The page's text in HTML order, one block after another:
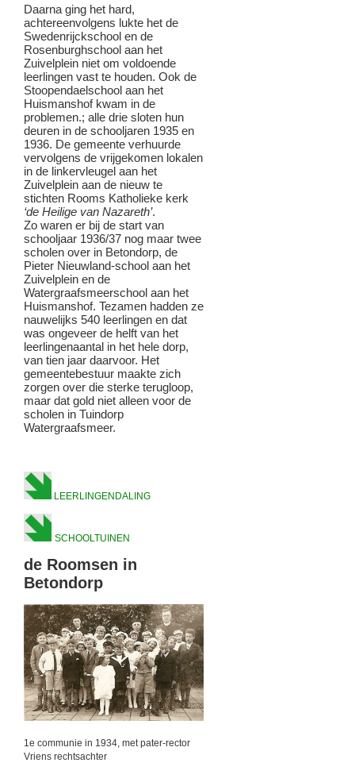
Daarna ging het hard,
achtereenvolgens lukte het de
Swedenrijckschool en de
Rosenburghschool aan het
Zuivelplein niet om voldoende
leerlingen vast te houden. Ook de
Stoopendaelschool aan het
Huismanshof kwam in de
problemen.; alle drie sloten hun
deuren in de schooljaren 1935 en
1936. De gemeente verhuurde
vervolgens de vrijgekomen lokalen
in de linkervleugel aan het
Zuivelplein aan de nieuw te
stichten Rooms Katholieke kerk
‘de Heilige van Nazareth’.
Zo waren er bij de start van
schooljaar 1936/37 nog maar twee
scholen over in Betondorp, de
Pieter Nieuwland-school aan het
Zuivelplein en de
Watergraafsmeerschool aan het
Huismanshof. Tezamen hadden ze
nauwelijks 540 leerlingen en dat
was ongeveer de helft van het
leerlingenaantal in het hele dorp,
van tien jaar daarvoor. Het
gemeentebestuur maakte zich
zorgen over die sterke terugloop,
maar dat gold niet alleen voor de
scholen in Tuindorp
Watergraafsmeer.
LEERLINGENDALING
SCHOOLTUINEN
de Roomsen in
Betondorp
1e communie in 1934, met pater-rector
Vriens rechtsachter